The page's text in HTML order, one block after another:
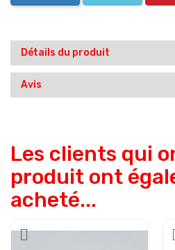
Détails du produit
Avis
Les clients qui
produit ont
acheté...